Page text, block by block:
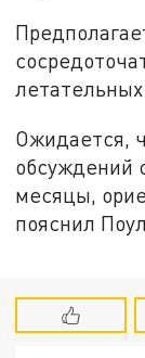
Ожидается,
обсуждений
месяцы,
пояснил